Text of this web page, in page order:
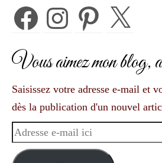
FacebookInstagramPinterest X
Vous aimez mon blog,
Saisissez votre adresse e-mail et
dès la publication d'un nouvel
Adresse